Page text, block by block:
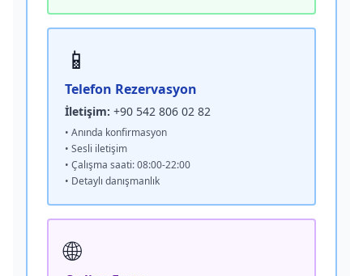
📱
Telefon Rezervasyon
İletişim: +90 542 806 02 82
• Anında konfirmasyon
• Sesli iletişim
• Çalışma saati: 08:00-22:00
• Detaylı danışmanlık
🌐